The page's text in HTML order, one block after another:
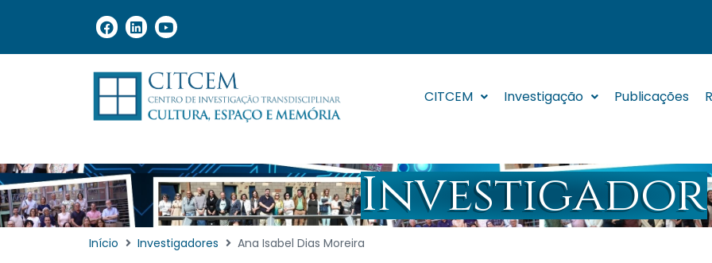
CITCEM Investigação Publicações
Investigador
Início Investigadores Ana Isabel Dias Moreira